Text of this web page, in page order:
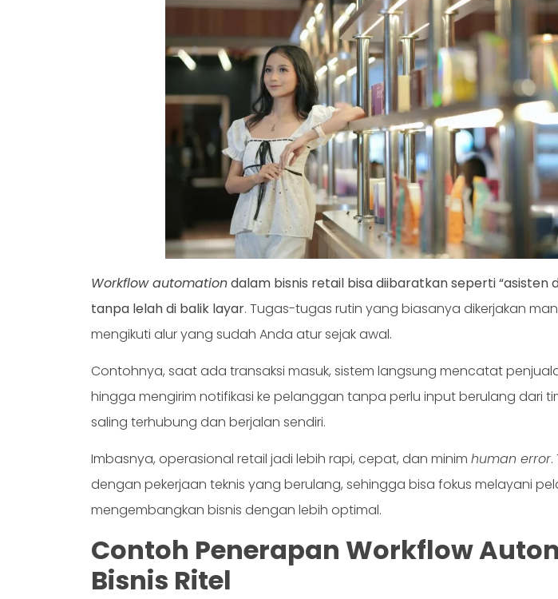
Workflow automationdalam bisnis retail bisa diibaratkan seperti “asisten
tanpa lelah di balik layar. Tugas-tugas rutin yang biasanya dikerjakan
mengikuti alur yang sudah Anda atur sejak awal.
Contohnya, saat ada transaksi masuk, sistem langsung mencatat
hingga mengirim notifikasi ke pelanggan tanpa perlu input berulang dari
saling terhubung dan berjalan sendiri.
Imbasnya, operasional retail jadi lebih rapi, cepat, dan minimhuman error
dengan pekerjaan teknis yang berulang, sehingga bisa fokus melayani
mengembangkan bisnis dengan lebih optimal.
Contoh Penerapan Workflow
Bisnis Ritel